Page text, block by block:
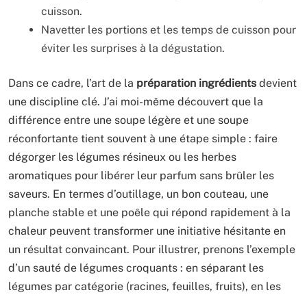
cuisson.
Navetter les portions et les temps de cuisson pour
éviter les surprises à la dégustation.
Dans ce cadre, l’art de la préparation ingrédients devient
une discipline clé. J’ai moi-même découvert que la
différence entre une soupe légère et une soupe
réconfortante tient souvent à une étape simple : faire
dégorger les légumes résineux ou les herbes
aromatiques pour libérer leur parfum sans brûler les
saveurs. En termes d’outillage, un bon couteau, une
planche stable et une poêle qui répond rapidement à la
chaleur peuvent transformer une initiative hésitante en
un résultat convaincant. Pour illustrer, prenons l’exemple
d’un sauté de légumes croquants : en séparant les
légumes par catégorie (racines, feuilles, fruits), en les